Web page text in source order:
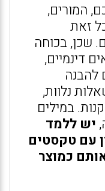
המורים,
זאת
שכן, בכוחה
דינמיים,
להבנה
נלוות,
במילים
יש ללמד
עם טקסטים
כמוצר